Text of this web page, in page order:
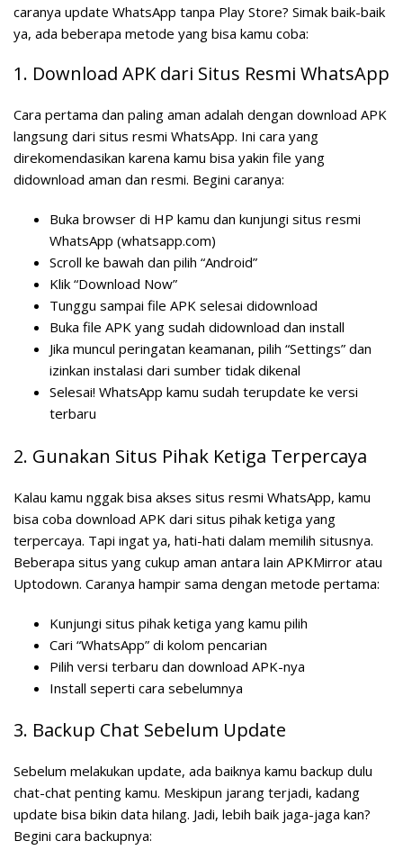
caranya update WhatsApp tanpa Play Store? Simak baik-baik
ya, ada beberapa metode yang bisa kamu coba:
1. Download APK dari Situs Resmi WhatsApp
Cara pertama dan paling aman adalah dengan download APK
langsung dari situs resmi WhatsApp. Ini cara yang
direkomendasikan karena kamu bisa yakin file yang
didownload aman dan resmi. Begini caranya:
Buka browser di HP kamu dan kunjungi situs resmi
WhatsApp (whatsapp.com)
Scroll ke bawah dan pilih “Android”
Klik “Download Now”
Tunggu sampai file APK selesai didownload
Buka file APK yang sudah didownload dan install
Jika muncul peringatan keamanan, pilih “Settings” dan
izinkan instalasi dari sumber tidak dikenal
Selesai! WhatsApp kamu sudah terupdate ke versi
terbaru
2. Gunakan Situs Pihak Ketiga Terpercaya
Kalau kamu nggak bisa akses situs resmi WhatsApp, kamu
bisa coba download APK dari situs pihak ketiga yang
terpercaya. Tapi ingat ya, hati-hati dalam memilih situsnya.
Beberapa situs yang cukup aman antara lain APKMirror atau
Uptodown. Caranya hampir sama dengan metode pertama:
Kunjungi situs pihak ketiga yang kamu pilih
Cari “WhatsApp” di kolom pencarian
Pilih versi terbaru dan download APK-nya
Install seperti cara sebelumnya
3. Backup Chat Sebelum Update
Sebelum melakukan update, ada baiknya kamu backup dulu
chat-chat penting kamu. Meskipun jarang terjadi, kadang
update bisa bikin data hilang. Jadi, lebih baik jaga-jaga kan?
Begini cara backupnya: